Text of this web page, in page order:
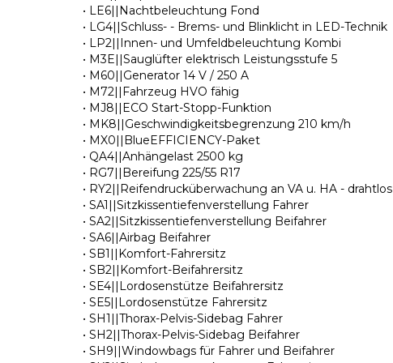
• LE6||Nachtbeleuchtung Fond
• LG4||Schluss- - Brems- und Blinklicht in LED-Technik
• LP2||Innen- und Umfeldbeleuchtung Kombi
• M3E||Sauglüfter elektrisch Leistungsstufe 5
• M60||Generator 14 V / 250 A
• M72||Fahrzeug HVO fähig
• MJ8||ECO Start-Stopp-Funktion
• MK8||Geschwindigkeitsbegrenzung 210 km/h
• MX0||BlueEFFICIENCY-Paket
• QA4||Anhängelast 2500 kg
• RG7||Bereifung 225/55 R17
• RY2||Reifendrucküberwachung an VA u. HA - drahtlos
• SA1||Sitzkissentiefenverstellung Fahrer
• SA2||Sitzkissentiefenverstellung Beifahrer
• SA6||Airbag Beifahrer
• SB1||Komfort-Fahrersitz
• SB2||Komfort-Beifahrersitz
• SE4||Lordosenstütze Beifahrersitz
• SE5||Lordosenstütze Fahrersitz
• SH1||Thorax-Pelvis-Sidebag Fahrer
• SH2||Thorax-Pelvis-Sidebag Beifahrer
• SH9||Windowbags für Fahrer und Beifahrer